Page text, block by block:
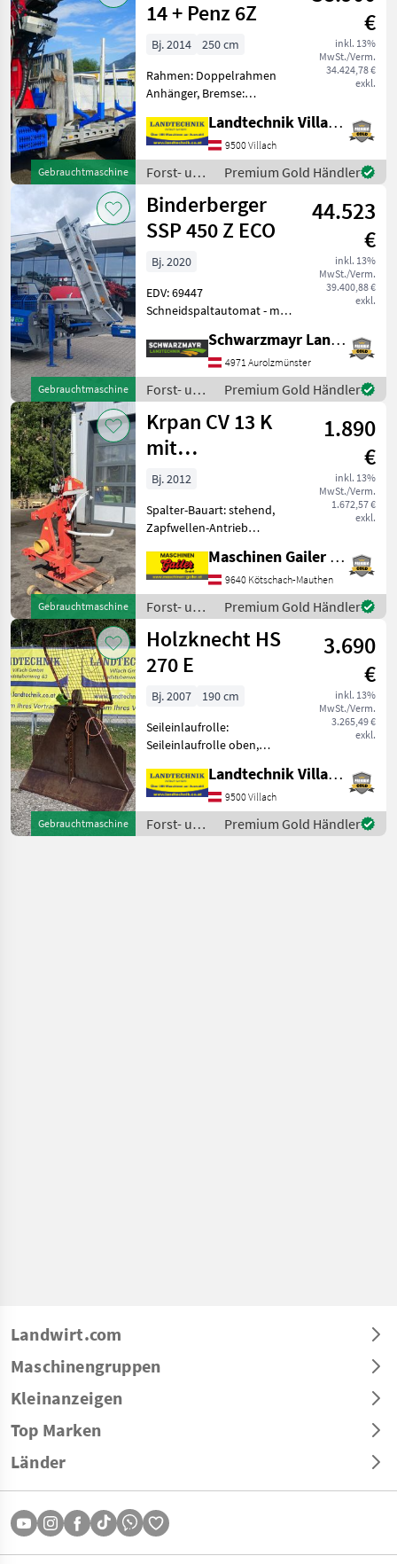
Gebrauchtmaschine
14 + Penz 6Z
€
inkl. 13%
MwSt./Verm.
34.424,78 €
exkl.
Bj. 2014
250 cm
Rahmen: Doppelrahmen
Anhänger, Bremse:
Rungenpaare: 3
Rungenpaare,
Kransteuerung:
Kreuzhebelsteuerung,
Triebachsen: 2 Achsen,
Bauartgeschwindigkeit
(km/h
Landtechnik Villach GmbH
9500 Villach
Forst- und
Holztechnik
/
Binderberger
Premium Gold Händler
Gebrauchtmaschine
Binderberger
SSP 450 Z ECO
44.523
€
inkl. 13%
MwSt./Verm.
39.400,88 €
exkl.
Bj. 2020
EDV: 69447
Schneidspaltautomat - mit
2020 Baujahr - mit Fahrwerk
- mit mechanisch
klappbaren Förderband 4,
40m - mit Zapfwelle
Schwarzmayr Landtechnik GmbH - Aurolzmünster
4971 Aurolzmünster
Forst- und
Holztechnik
/
Binderberger
Premium Gold Händler
Gebrauchtmaschine
Krpan CV 13 K
mit
Zapfwellenantrieb
1.890
€
inkl. 13%
MwSt./Verm.
1.672,57 €
exkl.
Bj. 2012
Spalter-Bauart: stehend,
Zapfwellen-Antrieb
Spaltkraft 13 to - Spaltlänge
bis zu 110 cm -
Zapfwellenantrieb -
Gelenkwelle - mechanisch
Maschinen Gailer GmbH
9640 Kötschach-Mauthen
Forst- und
Holztechnik
/ Krpan
Premium Gold Händler
Gebrauchtmaschine
Holzknecht HS
270 E
3.690
€
inkl. 13%
MwSt./Verm.
3.265,49 €
exkl.
Bj. 2007
190 cm
Seileinlaufrolle:
Seileinlaufrolle oben,
elektrohydr. Bedienung,
Schutzgitter Holzknecht
Seilwinde 270 E, Elektrische
Bedienung, 6 t Zugkraft, Sc
Landtechnik Villach GmbH
9500 Villach
Forst- und
Holztechnik
Premium Gold Händler
Landwirt.com
Maschinengruppen
Kleinanzeigen
Top Marken
Länder